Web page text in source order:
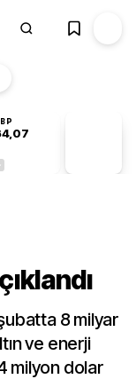
8 milyar
ve enerji
milyon dolar